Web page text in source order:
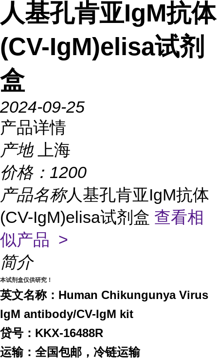
人基孔肯亚IgM抗体
(CV-IgM)elisa试剂
盒
2024-09-25
产品详情
产地
上海
价格： 1200
产品名称人基孔肯亚IgM抗体
(CV-IgM)elisa试剂盒 查看相
似产品 >
简介
本试剂盒仅供研究！
英文名称：Human Chikungunya Virus
IgM antibody/CV-IgM kit
贷号：KKX-16488R
运输：全国包邮，冷链运输